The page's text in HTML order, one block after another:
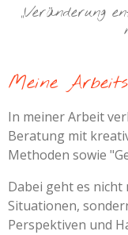
„Veränderung
Meine
In meiner Arbeit
Beratung mit
Methoden sowie
Dabei geht es
Situationen,
Perspektiven und